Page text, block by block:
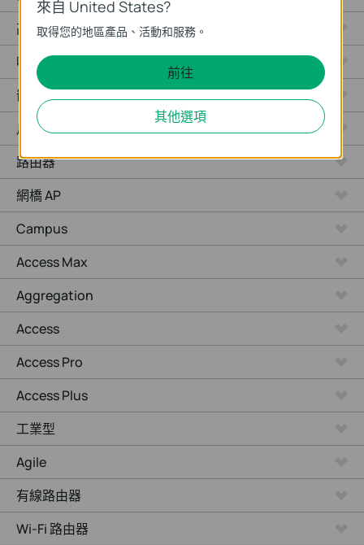
高功率路由器 / 分享器
吸頂式 AP
嵌牆式 AP
戶外型 AP
路由器
網橋 AP
Campus
Access Max
Aggregation
Access
Access Pro
Access Plus
工業型
Agile
有線路由器
Wi-Fi 路由器
來自 United States?
取得您的地區產品、活動和服務。
前往
其他選項